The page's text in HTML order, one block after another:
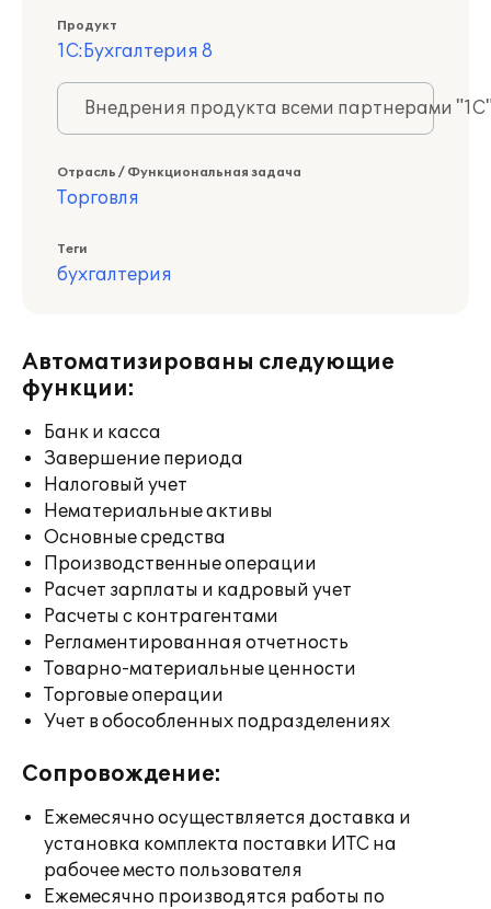
Продукт
1С:Бухгалтерия 8
Внедрения продукта всеми партнерами
Отрасль / Функциональная задача
Торговля
Теги
бухгалтерия
Автоматизированы следующие
функции:
Банк и касса
Завершение периода
Налоговый учет
Нематериальные активы
Основные средства
Производственные операции
Расчет зарплаты и кадровый учет
Расчеты с контрагентами
Регламентированная отчетность
Товарно-материальные ценности
Торговые операции
Учет в обособленных подразделениях
Сопровождение:
Ежемесячно осуществляется доставка и
установка комплекта поставки ИТС на
рабочее место пользователя
Ежемесячно производятся работы по